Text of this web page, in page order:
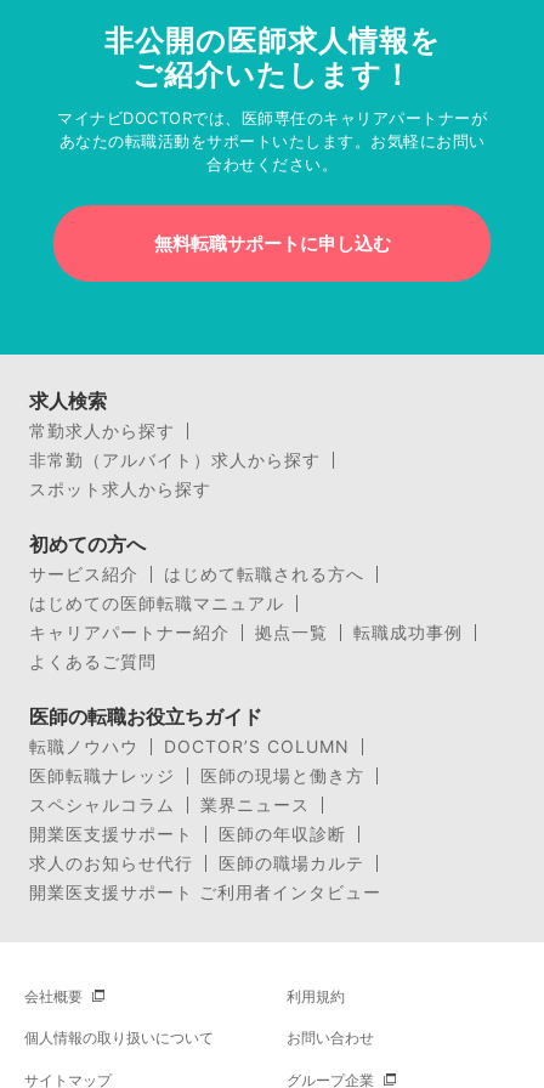
非公開の医師求人情報を
ご紹介いたします！
マイナビDOCTORでは、医師専任のキャリアパートナーが
あなたの転職活動をサポートいたします。お気軽にお問い
合わせください。
無料転職サポートに申し込む
求人検索
常勤求人から探す
非常勤（アルバイト）求人から探す
スポット求人から探す
初めての方へ
サービス紹介
はじめて転職される方へ
はじめての医師転職マニュアル
キャリアパートナー紹介
拠点一覧
転職成功事例
よくあるご質問
医師の転職お役立ちガイド
転職ノウハウ
DOCTOR’S COLUMN
医師転職ナレッジ
医師の現場と働き方
スペシャルコラム
業界ニュース
開業医支援サポート
医師の年収診断
求人のお知らせ代行
医師の職場カルテ
開業医支援サポート ご利用者インタビュー
会社概要 利用規約
個人情報の取り扱いについて お問い合わせ
サイトマップ グループ企業